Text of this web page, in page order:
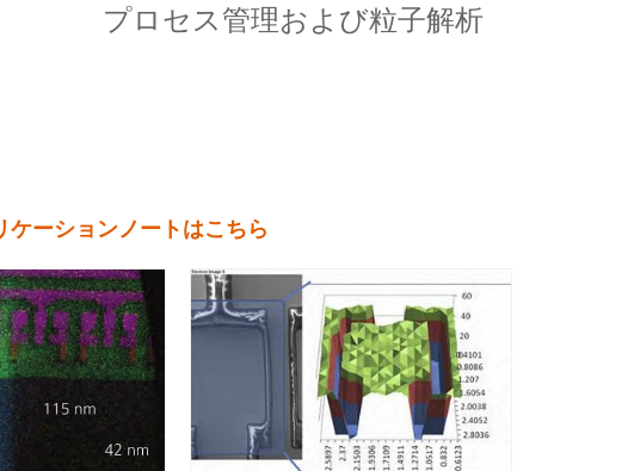
プロセス管理および粒子解析
ーションノートはこちら